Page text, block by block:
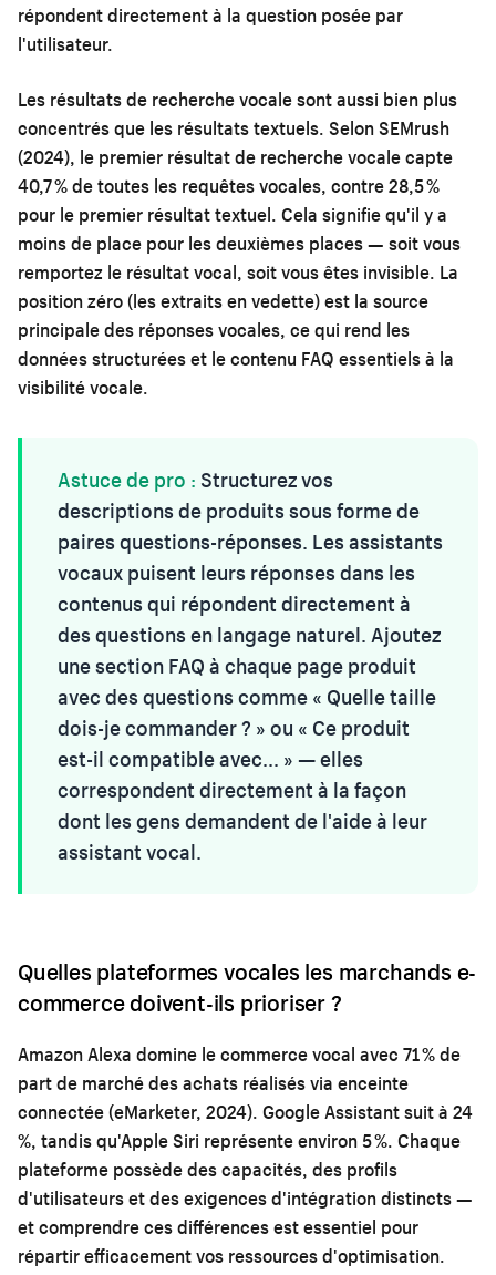
répondent directement à la question posée par
l'utilisateur.
Les résultats de recherche vocale sont aussi bien plus
concentrés que les résultats textuels. Selon SEMrush
(2024), le premier résultat de recherche vocale capte
40,7 % de toutes les requêtes vocales, contre 28,5 %
pour le premier résultat textuel. Cela signifie qu'il y a
moins de place pour les deuxièmes places — soit vous
remportez le résultat vocal, soit vous êtes invisible. La
position zéro (les extraits en vedette) est la source
principale des réponses vocales, ce qui rend les
données structurées et le contenu FAQ essentiels à la
visibilité vocale.
Astuce de pro : Structurez vos
descriptions de produits sous forme de
paires questions-réponses. Les assistants
vocaux puisent leurs réponses dans les
contenus qui répondent directement à
des questions en langage naturel. Ajoutez
une section FAQ à chaque page produit
avec des questions comme « Quelle taille
dois-je commander ? » ou « Ce produit
est-il compatible avec... » — elles
correspondent directement à la façon
dont les gens demandent de l'aide à leur
assistant vocal.
Quelles plateformes vocales les marchands e-
commerce doivent-ils prioriser ?
Amazon Alexa domine le commerce vocal avec 71 % de
part de marché des achats réalisés via enceinte
connectée (eMarketer, 2024). Google Assistant suit à 24
%, tandis qu'Apple Siri représente environ 5 %. Chaque
plateforme possède des capacités, des profils
d'utilisateurs et des exigences d'intégration distincts —
et comprendre ces différences est essentiel pour
répartir efficacement vos ressources d'optimisation.